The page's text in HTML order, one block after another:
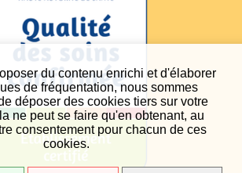
du contenu enrichi et d'élaborer
de fréquentation, nous sommes
déposer des cookies tiers sur votre
ne peut se faire qu'en obtenant, au
consentement pour chacun de ces
cookies.